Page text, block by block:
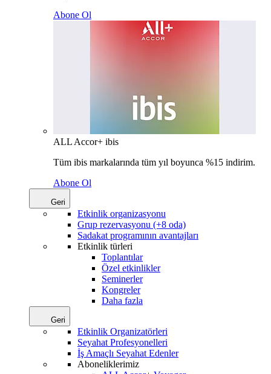
Abone Ol
ALL Accor+ ibis
Tüm ibis markalarında tüm yıl boyunca %15 indirim.
Abone Ol
Geri
Etkinlik organizasyonu
Grup rezervasyonu (+8 oda)
Sadakat programının avantajları
Etkinlik türleri
Toplantılar
Özel etkinlikler
Seminerler
Kongreler
Daha fazla
Geri
Etkinlik Organizatörleri
Seyahat Profesyonelleri
İş Amaçlı Seyahat Edenler
Aboneliklerimiz